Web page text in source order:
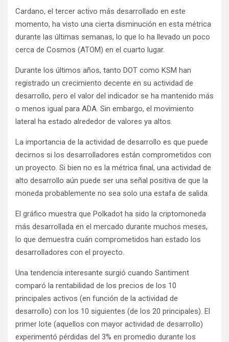
Cardano, el tercer activo más desarrollado en este
momento, ha visto una cierta disminución en esta métrica
durante las últimas semanas, lo que lo ha llevado un poco
cerca de Cosmos (ATOM) en el cuarto lugar.
Durante los últimos años, tanto DOT como KSM han
registrado un crecimiento decente en su actividad de
desarrollo, pero el valor del indicador se ha mantenido más
o menos igual para ADA. Sin embargo, el movimiento
lateral ha estado alrededor de valores ya altos.
La importancia de la actividad de desarrollo es que puede
decirnos si los desarrolladores están comprometidos con
un proyecto. Si bien no es la métrica final, una actividad de
alto desarrollo aún puede ser una señal positiva de que la
moneda probablemente no sea solo una estafa de salida.
El gráfico muestra que Polkadot ha sido la criptomoneda
más desarrollada en el mercado durante muchos meses,
lo que demuestra cuán comprometidos han estado los
desarrolladores con el proyecto.
Una tendencia interesante surgió cuando Santiment
comparó la rentabilidad de los precios de los 10
principales activos (en función de la actividad de
desarrollo) con los 10 siguientes (de los 20 principales). El
primer lote (aquellos con mayor actividad de desarrollo)
experimentó pérdidas del 3% en promedio durante los